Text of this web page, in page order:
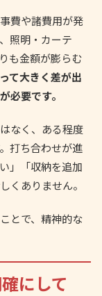
費や諸費用が発
照明・カーテ
も金額が膨らむ
て大きく差が出
必要です。
なく、ある程度
打ち合わせが進
」「収納を追加
くありません。
とで、精神的な
にして